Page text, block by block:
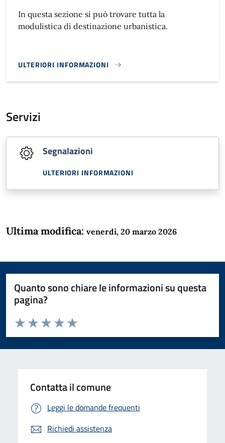
In questa sezione si può trovare tutta la
modulistica di destinazione urbanistica.
ULTERIORI INFORMAZIONI
CERTIFICATO DI DESTINAZIONE URBANISTICA}
Servizi
Segnalazioni
ULTERIORI INFORMAZIONI
Ultima modifica: venerdì, 20 marzo 2026
Quanto sono chiare le informazioni su questa
pagina?
Domanda
Valuta da 1 a 5 stelle la pagina
Valuta 5 stelle su 5
Valuta 4 stelle su 5
Valuta 3 stelle su 5
Valuta 2 stelle su 5
Valuta 1 stelle su 5
Contatta il comune
Leggi le domande frequenti
Richiedi assistenza